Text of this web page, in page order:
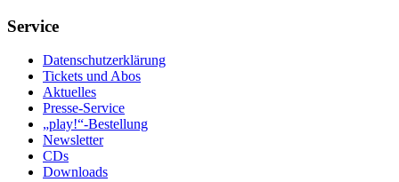
Service
Datenschutzerklärung
Tickets und Abos
Aktuelles
Presse-Service
„play!“-Bestellung
Newsletter
CDs
Downloads